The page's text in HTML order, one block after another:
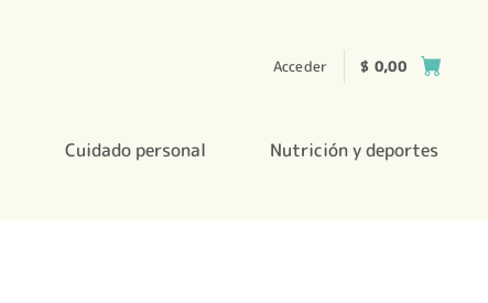
Acceder $ 0,00
Cuidado personal
Nutrición y deportes